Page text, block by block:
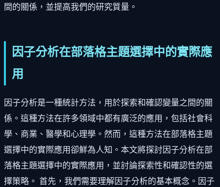
間的關係，並提高我們的研究質量。
因子分析在部落格主題選擇中的實際應
用
因子分析是一種統計方法，用於探索和確認變量之間的關
係。這種方法在許多領域中都有廣泛的應用，包括社會科
學、商業、醫學和心理學。然而，這種方法在部落格主題
選擇中的實際應用卻鮮為人知。本文將探討因子分析在部
落格主題選擇中的實際應用，並討論探索性和確認性的選
擇策略。 首先，我們需要理解因子分析的基本概念。因子